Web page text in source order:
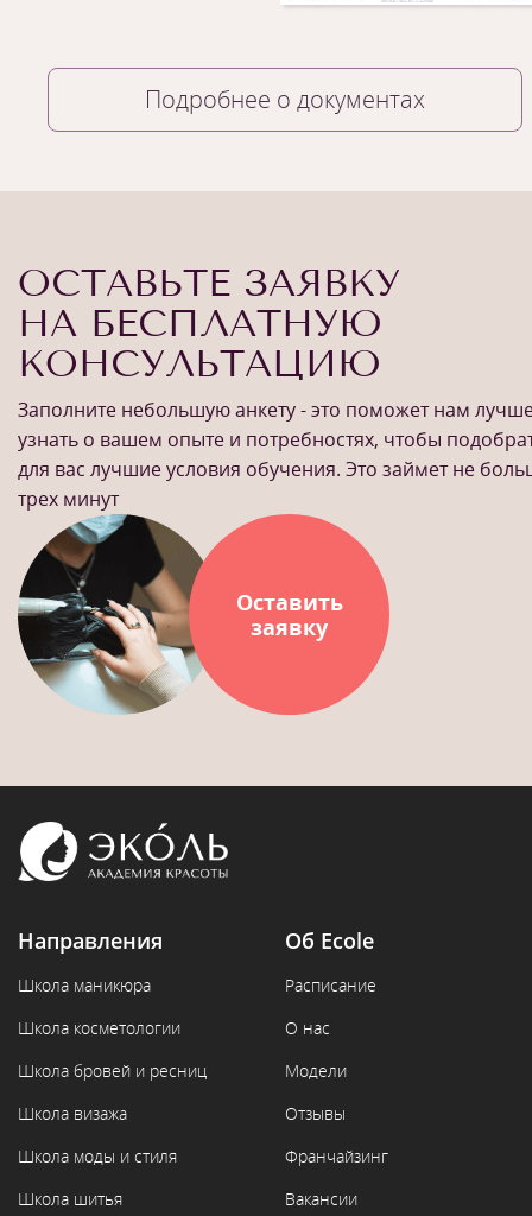
Подробнее о документах
ОСТАВЬТЕ ЗАЯВКУ
НА БЕСПЛАТНУЮ
КОНСУЛЬТАЦИЮ
Заполните небольшую анкету - это поможет нам
узнать о вашем опыте и потребностях, чтобы
для вас лучшие условия обучения. Это займет не
трех минут
Оставить
заявку
Направления
Школа маникюра
Школа косметологии
Школа бровей и ресниц
Школа визажа
Школа моды и стиля
Школа шитья
Об Ecole
Расписание
О нас
Модели
Отзывы
Франчайзинг
Вакансии